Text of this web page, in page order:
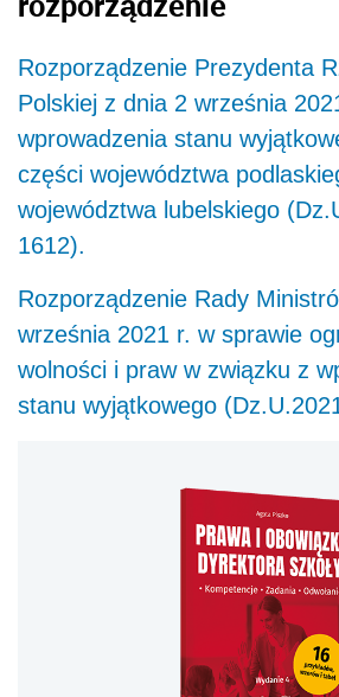
Rozporządzenie Prezydenta
Polskiej z dnia 2 września
wprowadzenia stanu
części województwa
województwa lubelskiego
1612).
Rozporządzenie Rady
września 2021 r. w sprawie
wolności i praw w związku z
stanu wyjątkowego